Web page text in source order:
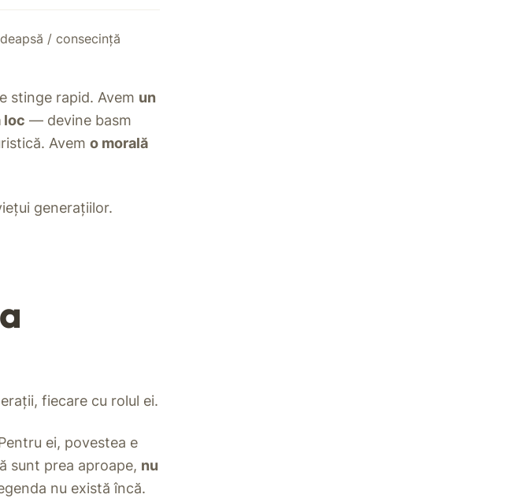
/ consecință
stinge rapid. Avem un
loc — devine basm
Avem o morală
generațiilor.
fiecare cu rolul ei.
ei, povestea e
sunt prea aproape, nu
nu există încă.